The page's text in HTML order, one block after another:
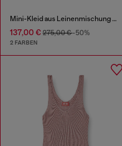
Mini-Kleid aus Leinenmischung mit Taillenknoten
137,00 € 275,00 €-50%
2 FARBEN